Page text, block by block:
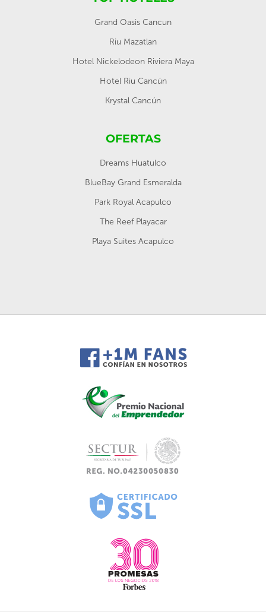
Grand Oasis Cancun
Riu Mazatlan
Hotel Nickelodeon Riviera Maya
Hotel Riu Cancún
Krystal Cancún
OFERTAS
Dreams Huatulco
BlueBay Grand Esmeralda
Park Royal Acapulco
The Reef Playacar
Playa Suites Acapulco